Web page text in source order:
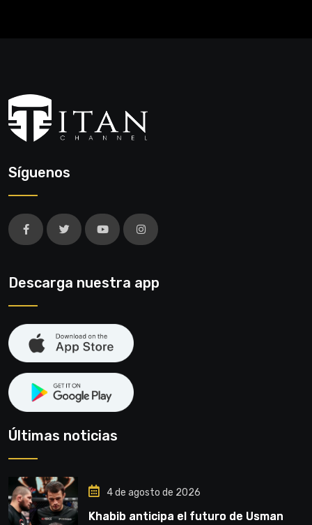
Síguenos
Descarga nuestra app
Últimas noticias
4 de agosto de 2026
Khabib anticipa el futuro de Usman